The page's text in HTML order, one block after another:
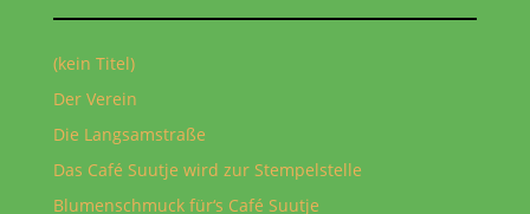
(kein Titel)
Der Verein
Die Langsamstraße
Das Café Suutje wird zur Stempelstelle
Blumenschmuck für‘s Café Suutje